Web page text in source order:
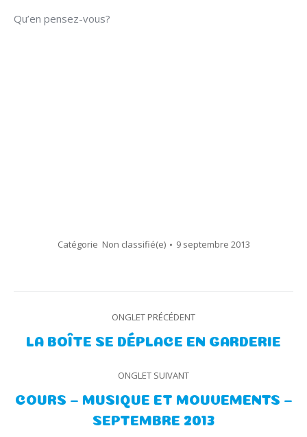
Qu’en pensez-vous?
Catégorie Non classifié(e) 9 septembre 2013
de
ONGLET PRÉCÉDENT
Onglet
LA BOÎTE SE DÉPLACE EN GARDERIE
ONGLET SUIVANT
Onglet
suivant
COURS – MUSIQUE ET MOUVEMENTS –
SEPTEMBRE 2013